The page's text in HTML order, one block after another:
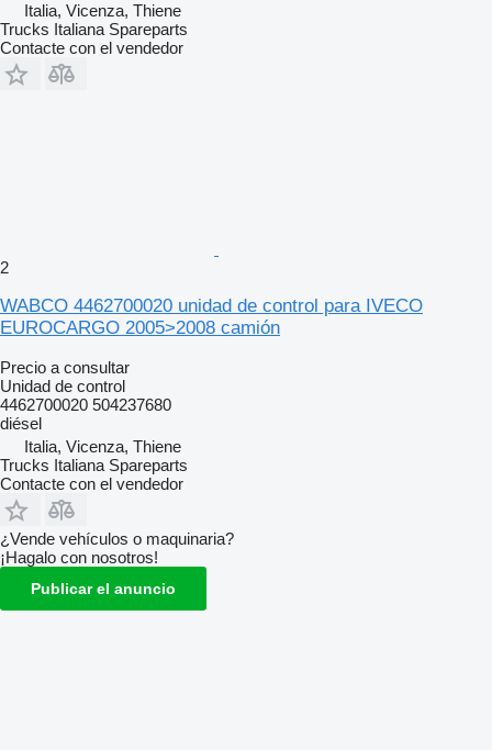
Italia, Vicenza, Thiene
Trucks Italiana Spareparts
Contacte con el vendedor
2
WABCO 4462700020 unidad de control para IVECO
EUROCARGO 2005>2008 camión
Precio a consultar
Unidad de control
4462700020 504237680
diésel
Italia, Vicenza, Thiene
Trucks Italiana Spareparts
Contacte con el vendedor
¿Vende vehículos o maquinaria?
¡Hagalo con nosotros!
Publicar el anuncio